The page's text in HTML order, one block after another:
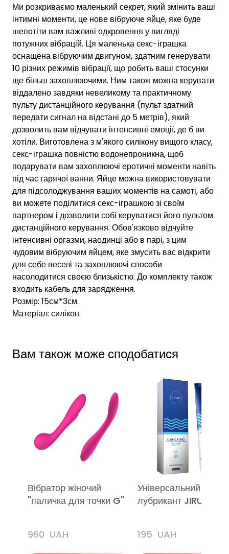
Ми розкриваємо маленький секрет, який змінить ваші
інтимні моменти, це нове вібруюче яйце, яке буде
шепотіти вам важливі одкровення у вигляді
потужних вібрацій. Ця маленька секс-іграшка
оснащена вібруючим двигуном, здатним генерувати
10 різних режимів вібрації, що робить ваші стосунки
ще більш захоплюючими. Ним також можна керувати
віддалено завдяки невеликому та практичному
пульту дистанційного керування (пульт здатний
передати сигнал на відстані до 5 метрів), який
дозволить вам відчувати інтенсивні емоції, де б ви
хотіли. Виготовлена з м'якого силікону вищого класу,
секс-іграшка повністю водонепроникна, щоб
подарувати вам захоплюючі еротичні моменти навіть
під час гарячої ванни. Яйце можна використовувати
для підсолоджування ваших моментів на самоті, або
ви можете поділитися секс-іграшкою зі своїм
партнером і дозволити собі керуватися його пультом
дистанційного керування. Обов'язково відчуйте
інтенсивні оргазми, наодинці або в парі, з цим
чудовим вібруючим яйцем, яке змусить вас відкрити
для себе веселі та захоплюючі способи
насолодитися своєю близькістю. До комплекту також
входить кабель для зарядження.
Розмір: 15см*3см.
Матеріал: силікон.
Вам також може сподобатися
Вібратор жіночий
"паличка для точки G"
960  UAH
Універсальний
лубрикант JIRUN
195  UAH